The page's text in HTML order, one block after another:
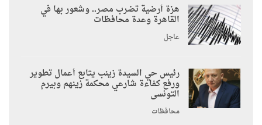
هزة أرضية تضرب مصر.. وشعور بها في
القاهرة وعدة محافظات
عاجل
رئيس حي السيدة زينب يتابع أعمال تطوير
ورفع كفاءة شارعي محكمة زينهم وبيرم
التونسى
محافظات